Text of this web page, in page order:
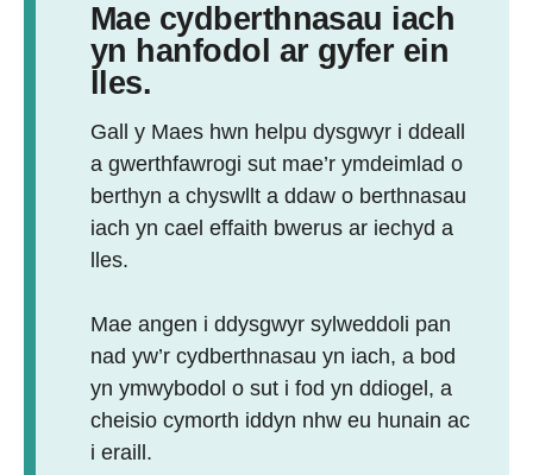
Mae cydberthnasau iach
yn hanfodol ar gyfer ein
lles.
Gall y Maes hwn helpu dysgwyr i ddeall
a gwerthfawrogi sut mae’r ymdeimlad o
berthyn a chyswllt a ddaw o berthnasau
iach yn cael effaith bwerus ar iechyd a
lles.
Mae angen i ddysgwyr sylweddoli pan
nad yw’r cydberthnasau yn iach, a bod
yn ymwybodol o sut i fod yn ddiogel, a
cheisio cymorth iddyn nhw eu hunain ac
i eraill.